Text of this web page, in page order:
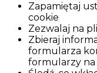
Zapamiętaj
cookie
Zezwalaj na
Zbieraj
formularza
formularzy na